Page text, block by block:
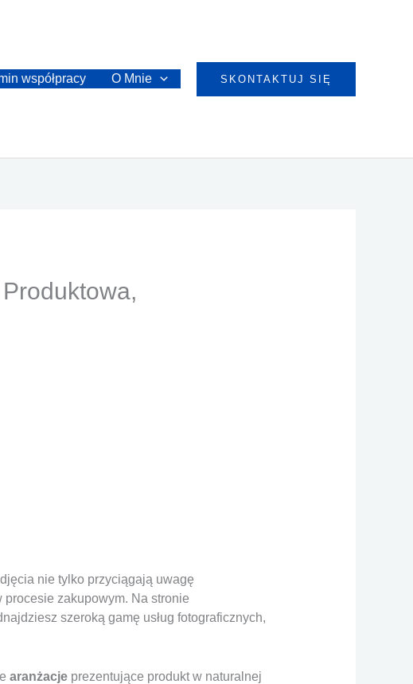
współpracy O Mnie SKONTAKTUJ SIĘ
nie tylko przyciągają uwagę
zakupowym. Na stronie
szeroką gamę usług fotograficznych,
aranżacjeprezentujące produkt w naturalnej